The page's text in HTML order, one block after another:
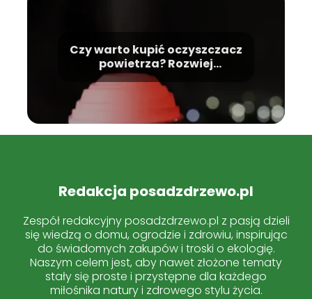
Czy warto kupić oczyszczacz
powietrza? Rozwiej
wątpliwości
Redakcja posadzdrzewo.pl
Zespół redakcyjny posadzdrzewo.pl z pasją dzieli
się wiedzą o domu, ogrodzie i zdrowiu, inspirując
do świadomych zakupów i troski o ekologię.
Naszym celem jest, aby nawet złożone tematy
stały się proste i przystępne dla każdego
miłośnika natury i zdrowego stylu życia.